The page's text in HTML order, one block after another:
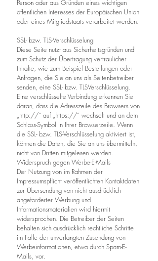
Person oder aus Gründen eines wichtigen
öffentlichen Interesses der Europäischen Union
oder eines Mitgliedstaats verarbeitet werden.
SSL- bzw. TLS-Verschlüsselung
Diese Seite nutzt aus Sicherheitsgründen und
zum Schutz der Übertragung vertraulicher
Inhalte, wie zum Beispiel Bestellungen oder
Anfragen, die Sie an uns als Seitenbetreiber
senden, eine SSL- bzw. TLSVerschlüsselung.
Eine verschlüsselte Verbindung erkennen Sie
daran, dass die Adresszeile des Browsers von
„http://“ auf „https://“ wechselt und an dem
Schloss-Symbol in Ihrer Browserzeile. Wenn
die SSL- bzw. TLS-Verschlüsselung aktiviert ist,
können die Daten, die Sie an uns übermitteln,
nicht von Dritten mitgelesen werden.
Widerspruch gegen Werbe-E-Mails
Der Nutzung von im Rahmen der
Impressumspflicht veröffentlichten Kontaktdaten
zur Übersendung von nicht ausdrücklich
angeforderter Werbung und
Informationsmaterialien wird hiermit
widersprochen. Die Betreiber der Seiten
behalten sich ausdrücklich rechtliche Schritte
im Falle der unverlangten Zusendung von
Werbeinformationen, etwa durch Spam-E-
Mails, vor.